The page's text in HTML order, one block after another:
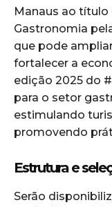
Manaus ao título
Gastronomia
que pode
fortalecer a
edição 2025 do
para o setor
estimulando
promovendo
Estrutura e
Serão